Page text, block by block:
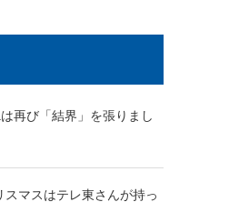
再び「結界」を張りまし
マスはテレ東さんが持っ